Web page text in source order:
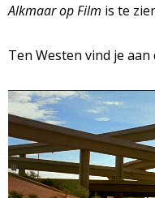
Alkmaar op Film is te
Ten Westen vind je